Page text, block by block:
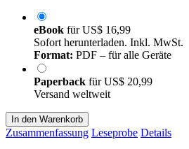
eBook fürUS$ 16,99
Sofort herunterladen. Inkl. MwSt.
Format: PDF – für alle Geräte
Paperback fürUS$ 20,99
Versand weltweit
In den Warenkorb
Zusammenfassung Leseprobe Details